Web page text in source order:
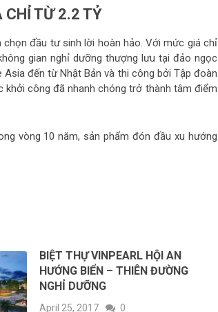
CHỈ TỪ 2.2 TỶ
đầu tư sinh lời hoàn hảo. Với mức giá chỉ
gian nghỉ dưỡng thượng lưu tại đảo ngọc
đến từ Nhật Bản và thi công bởi Tập đoàn
khởi công đã nhanh chóng trở thành tâm điểm
vòng 10 năm, sản phẩm đón đầu xu hướng
BIỆT THỰ VINPEARL HỘI AN
HƯỚNG BIỂN – THIÊN ĐƯỜNG
NGHỈ DƯỠNG
April 25, 2017 0